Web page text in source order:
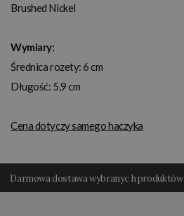
Brushed Nickel
Wymiary:
Średnica rozety: 6 cm
Długość: 5,9 cm
Cena dotyczy samego haczyka
Darmowa dostawa wybranyc h produktów